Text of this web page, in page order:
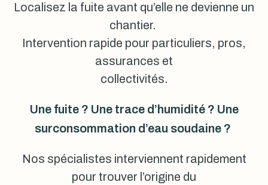
Localisez la fuite avant qu’elle ne devienne un
chantier.
Intervention rapide pour particuliers, pros,
assurances et
collectivités.
Une fuite ? Une trace d’humidité ? Une
surconsommation d’eau soudaine ?
Nos spécialistes interviennent rapidement
pour trouver l’origine du